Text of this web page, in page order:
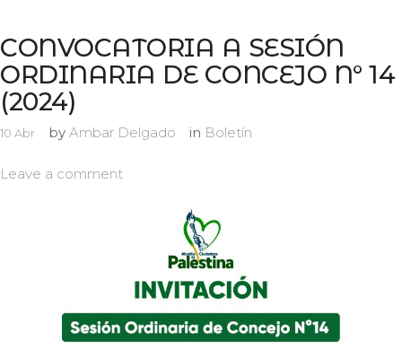
CONVOCATORIA A SESIÓN
ORDINARIA DE CONCEJO N° 14
(2024)
10 Abr by Ambar Delgado in Boletín
Leave a comment